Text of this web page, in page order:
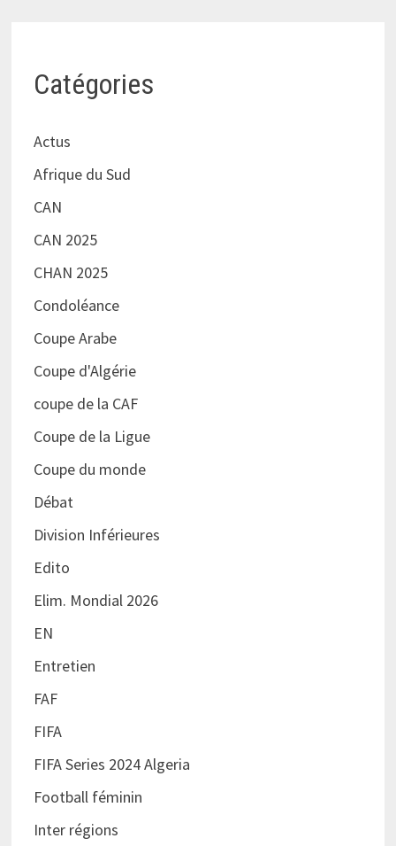
Catégories
Actus
Afrique du Sud
CAN
CAN 2025
CHAN 2025
Condoléance
Coupe Arabe
Coupe d'Algérie
coupe de la CAF
Coupe de la Ligue
Coupe du monde
Débat
Division Inférieures
Edito
Elim. Mondial 2026
EN
Entretien
FAF
FIFA
FIFA Series 2024 Algeria
Football féminin
Inter régions